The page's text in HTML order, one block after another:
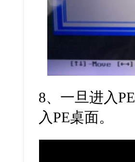
8、一旦进入PE
入PE桌面。